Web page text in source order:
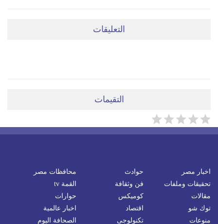
التعليقات
التقيمات
اخبار مصر حوادث
محافظات مصر
تحقيقات وملفات
فن وثقافة
القمة tv
مقالات
كوميكس
حوارات
توك شو
اقتصاد
اخبار عالمية
منوعات
تكنولوجى
الصحافة اليوم